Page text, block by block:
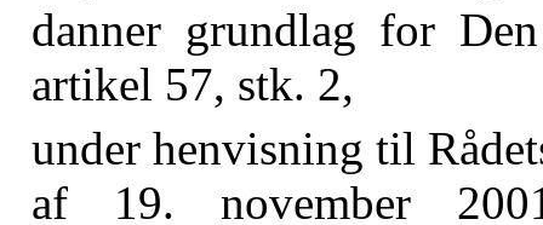
danner grundlag for
artikel 57, stk. 2,
under henvisning til
af 19. november